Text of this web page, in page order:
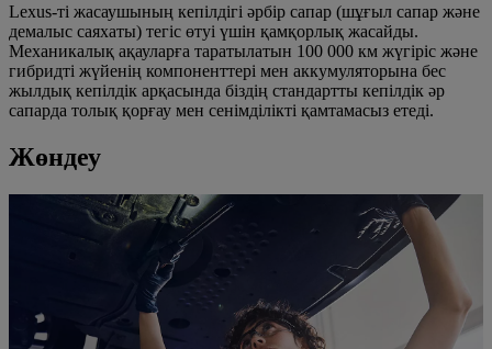
Lexus-ті жасаушының кепілдігі әрбір сапар (шұғыл сапар және
демалыс саяхаты) тегіс өтуі үшін қамқорлық жасайды.
Механикалық ақауларға таратылатын 100 000 км жүгіріс және
гибридті жүйенің компоненттері мен аккумуляторына бес
жылдық кепілдік арқасында біздің стандартты кепілдік әр
сапарда толық қорғау мен сенімділікті қамтамасыз етеді.
Жөндеу